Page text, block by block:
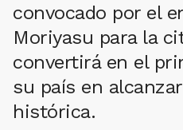
convocado por el
Moriyasu para la
convertirá en el
su país en
histórica.